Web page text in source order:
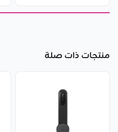
منتجات ذات صلة